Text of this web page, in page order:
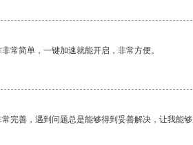
常简单，一键加速就能开启，非常方便。
完善，遇到问题总是能够得到妥善解决，让我能够